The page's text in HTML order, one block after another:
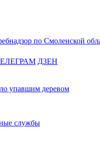
по Смоленской
ДЗЕН
упавшим деревом
службы